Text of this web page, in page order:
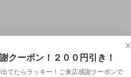
×
クーポン！２００円引き！
てたらラッキー！ご来店感謝クーポンで